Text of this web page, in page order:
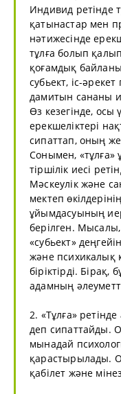
Индивид ретінде
қатынастар мен
нәтижесінде
тұлға болып
қоғамдық
субьект, іс-
дамитын сананы
Өз кезегінде, осы
ерекшеліктері
сипаттап, оның
Сонымен, «тұлға»
тіршілік иесі
Мәскеулік және
мектеп
ұйымдасуының
берілген. Мысалы,
«субьект»
және психикалық
біріктірді.
адамның
2. «Тұлға»
деп сипаттайды.
мынадай
қарастырылады.
қабілет және